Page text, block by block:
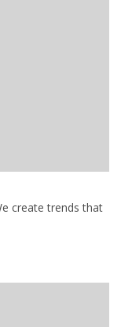
create trends that